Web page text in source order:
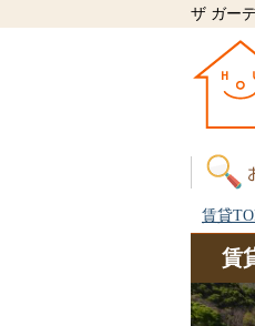
ザ ガー
賃貸
賃